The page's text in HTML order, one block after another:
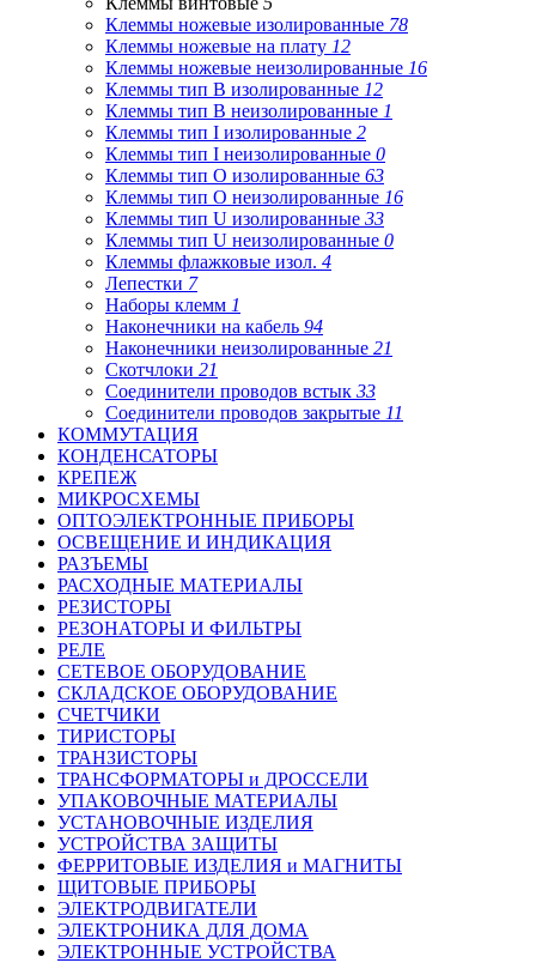
Клеммы ножевые изолированные 78
Клеммы ножевые на плату 12
Клеммы ножевые неизолированные 16
Клеммы тип B изолированные 12
Клеммы тип B неизолированные 1
Клеммы тип I изолированные 2
Клеммы тип I неизолированные 0
Клеммы тип O изолированные 63
Клеммы тип O неизолированные 16
Клеммы тип U изолированные 33
Клеммы тип U неизолированные 0
Клеммы флажковые изол. 4
Лепестки 7
Наборы клемм 1
Наконечники на кабель 94
Наконечники неизолированные 21
Скотчлоки 21
Соединители проводов встык 33
Соединители проводов закрытые 11
КОММУТАЦИЯ
КОНДЕНСАТОРЫ
КРЕПЕЖ
МИКРОСХЕМЫ
ОПТОЭЛЕКТРОННЫЕ ПРИБОРЫ
ОСВЕЩЕНИЕ И ИНДИКАЦИЯ
РАЗЪЕМЫ
РАСХОДНЫЕ МАТЕРИАЛЫ
РЕЗИСТОРЫ
РЕЗОНАТОРЫ И ФИЛЬТРЫ
РЕЛЕ
СЕТЕВОЕ ОБОРУДОВАНИЕ
СКЛАДСКОЕ ОБОРУДОВАНИЕ
СЧЕТЧИКИ
ТИРИСТОРЫ
ТРАНЗИСТОРЫ
ТРАНСФОРМАТОРЫ и ДРОССЕЛИ
УПАКОВОЧНЫЕ МАТЕРИАЛЫ
УСТАНОВОЧНЫЕ ИЗДЕЛИЯ
УСТРОЙСТВА ЗАЩИТЫ
ФЕРРИТОВЫЕ ИЗДЕЛИЯ и МАГНИТЫ
ЩИТОВЫЕ ПРИБОРЫ
ЭЛЕКТРОДВИГАТЕЛИ
ЭЛЕКТРОНИКА ДЛЯ ДОМА
ЭЛЕКТРОННЫЕ УСТРОЙСТВА